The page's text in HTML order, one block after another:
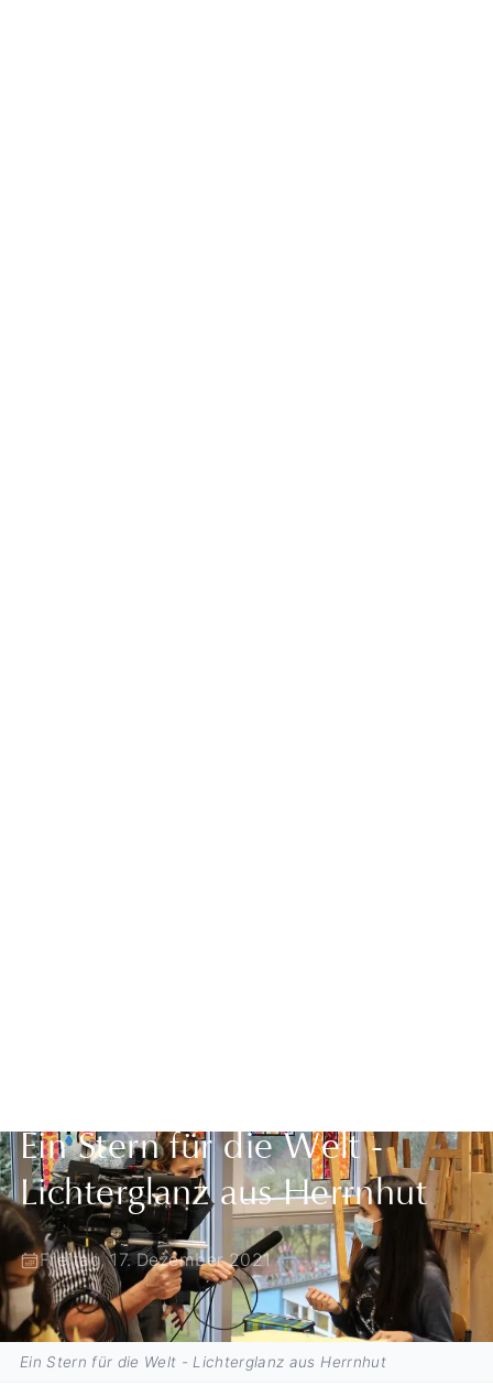
Ein Stern für die Welt -
Lichterglanz aus Herrnhut
Freitag, 17. Dezember 2021
Ein Stern für die Welt - Lichterglanz aus Herrnhut